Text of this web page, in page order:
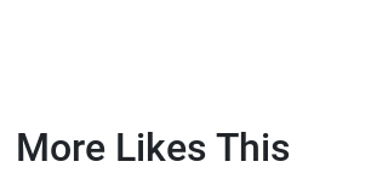
More Likes This